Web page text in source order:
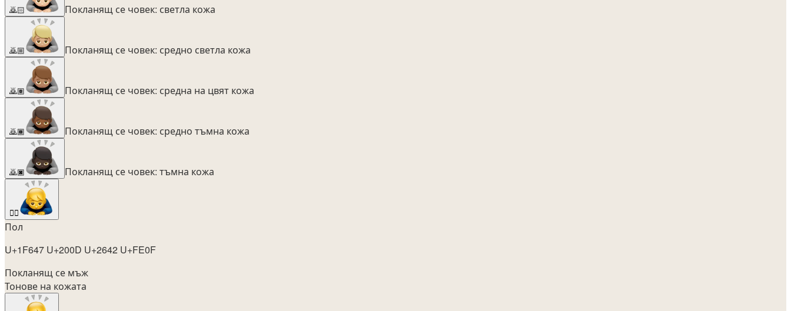
🙇🏻 Покланящ се човек: светла кожа
🙇🏼 Покланящ се човек: средно светла кожа
🙇🏽 Покланящ се човек: средна на цвят кожа
🙇🏾 Покланящ се човек: средно тъмна кожа
🙇🏿 Покланящ се човек: тъмна кожа
🙇‍♂️
Пол
U+1F647 U+200D U+2642 U+FE0F
Покланящ се мъж
Тонове на кожата